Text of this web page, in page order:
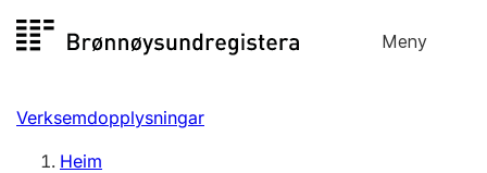
til
Meny
Registersøk
Aksjeselskap
Verksemdopplysningar
Heim